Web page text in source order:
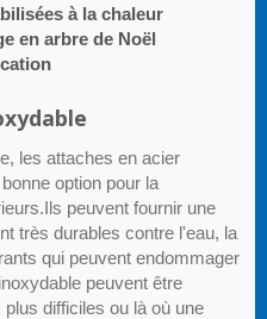
à la chaleur
en arbre de Noël
les attaches en acier
option pour la
peuvent fournir une
très durables contre l'eau, la
qui peuvent endommager
peuvent être
difficiles ou là où une